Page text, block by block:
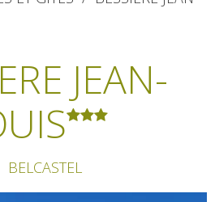
JEAN-
BELCASTEL